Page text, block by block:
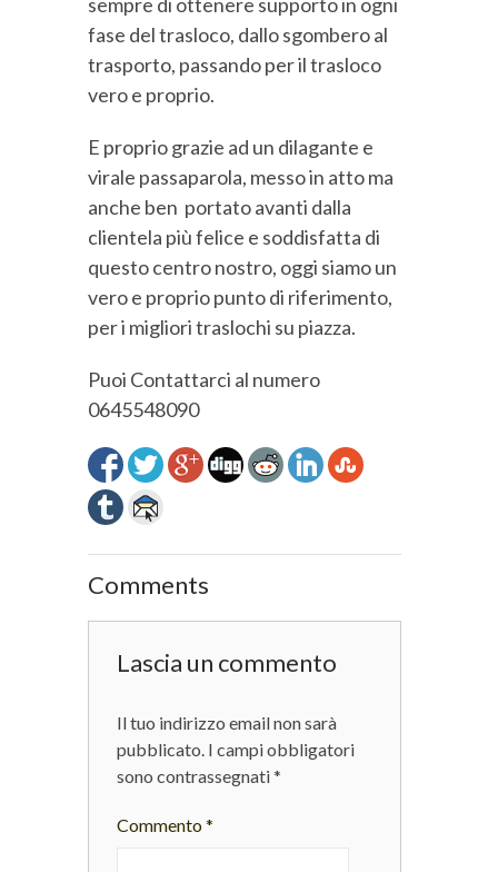
fase del trasloco, dallo sgombero al
trasporto, passando per il trasloco
vero e proprio.
E proprio grazie ad un dilagante e
virale passaparola, messo in atto ma
anche ben portato avanti dalla
clientela più felice e soddisfatta di
questo centro nostro, oggi siamo un
vero e proprio punto di riferimento,
per i migliori traslochi su piazza.
Puoi Contattarci al numero
0645548090
Comments
Lascia un commento
Il tuo indirizzo email non sarà
pubblicato. I campi obbligatori
sono contrassegnati*
Commento*